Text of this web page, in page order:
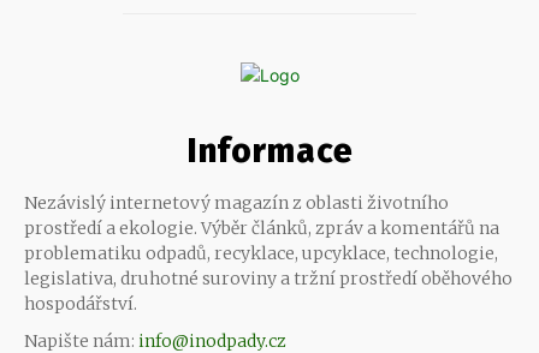
Informace
Nezávislý internetový magazín z oblasti životního
prostředí a ekologie. Výběr článků, zpráv a komentářů na
problematiku odpadů, recyklace, upcyklace, technologie,
legislativa, druhotné suroviny a tržní prostředí oběhového
hospodářství.
Napište nám: info@inodpady.cz